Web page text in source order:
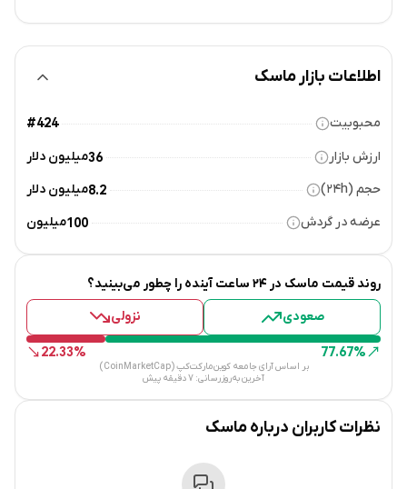
اطلاعات بازار ماسک
محبوبیت #424
ارزش بازار 36میلیون دلار
حجم (۲۴h)
8.2میلیون دلار
عرضه در گردش
100میلیون
روند قیمت ماسک در ۲۴ ساعت آینده را چطور می‌بینید؟
صعودی
نزولی
77.67%
22.33%
بر اساس آرای جامعه کوین‌مارکت‌کپ (CoinMarketCap)
آخرین به‌روزرسانی: 7 دقیقه پیش
نظرات کاربران دربارهماسک